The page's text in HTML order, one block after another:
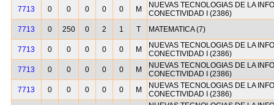
7713
0 0 0 0 0 M
NUEVAS TECNOLOGIAS DE LA
CONECTIVIDAD I (2386)
7713
0 250 0 2 1 T MATEMATICA (7)
7713 0 0 0 0 0 M
NUEVAS TECNOLOGIAS DE LA
CONECTIVIDAD I (2386)
7713
0 0 0 0 0 M
NUEVAS TECNOLOGIAS DE LA
CONECTIVIDAD I (2386)
7713
0 0 0 0 0 M
NUEVAS TECNOLOGIAS DE LA
CONECTIVIDAD I (2386)